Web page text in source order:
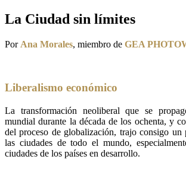
La Ciudad sin límites
Por Ana Morales, miembro de GEA
Liberalismo económico
La transformación neoliberal que se
mundial durante la década de los ochenta, y
del proceso de globalización, trajo consigo un
las ciudades de todo el mundo,
ciudades de los países en desarrollo.